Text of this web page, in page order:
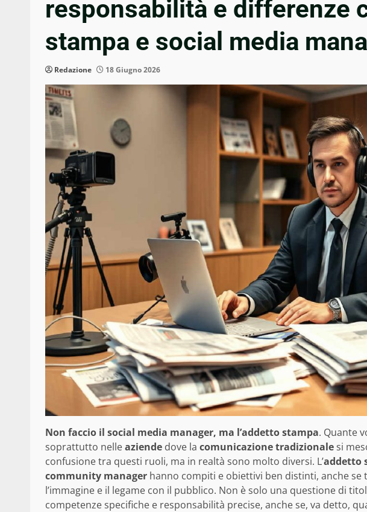
responsabilità e differenze
stampa e social media
Redazione 18 Giugno 2026
Non faccio il social media manager, ma l’addetto stampa. Quante
soprattutto nelleaziende dove la comunicazione tradizionalesi
confusione tra questi ruoli, ma in realtà sono molto diversi. L’addetto
community manager hanno compiti e obiettivi ben distinti, anche
l’immagine e il legame con il pubblico. Non è solo una questione di
competenze specifiche e responsabilità precise, anche se, va detto,